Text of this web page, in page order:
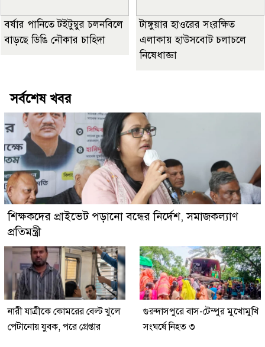
বর্ষার পানিতে টইটুম্বুর চলনবিলে
বাড়ছে ডিঙি নৌকার চাহিদা
টাঙ্গুয়ার হাওরের সংরক্ষিত
এলাকায় হাউসবোট চলাচলে
নিষেধাজ্ঞা
সর্বশেষ খবর
শিক্ষকদের প্রাইভেট পড়ানো বন্ধের নির্দেশ, সমাজকল্যাণ
প্রতিমন্ত্রী
নারী যাত্রীকে কোমরের বেল্ট খুলে
পেটানোয় যুবক, পরে গ্রেপ্তার
গুরুদাসপুরে বাস-টেম্পুর মুখোমুখি
সংঘর্ষে নিহত ৩